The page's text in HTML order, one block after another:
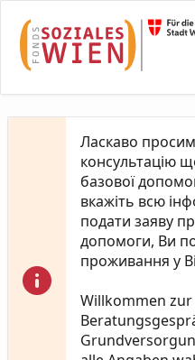
Ласкаво
консультацію
базової
вкажіть всю
подати заяву
допомоги, Ви
проживання у
Willkommen